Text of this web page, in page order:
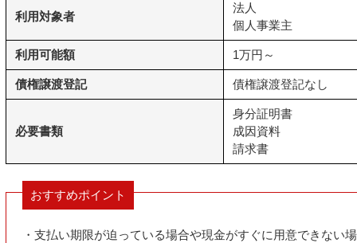
利用対象者
法人
個人事業主
利用可能額 1万円～
債権譲渡登記 債権譲渡登記なし
必要書類
身分証明書
成因資料
請求書
おすすめポイント
・支払い期限が迫っている場合や現金がすぐに用意できない